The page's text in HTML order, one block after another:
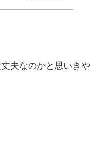
夫なのかと思いきや